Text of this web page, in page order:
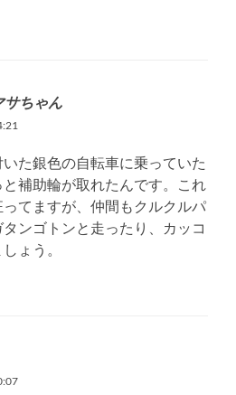
サちゃん
た銀色の自転車に乗っていた
補助輪が取れたんです。これ
てますが、仲間もクルクルパ
ンゴトンと走ったり、カッコ
ょう。